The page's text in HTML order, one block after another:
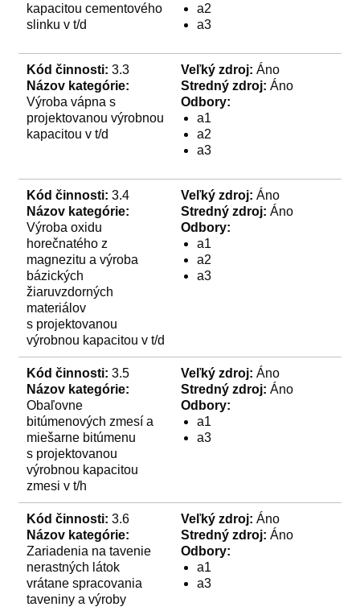
kapacitou cementového
slinku v t/d
a2
a3
Kód činnosti: 3.3
Názov kategórie:
Výroba vápna s
projektovanou výrobnou
kapacitou v t/d
Veľký zdroj: Áno
Stredný zdroj: Áno
Odbory:
a1
a2
a3
Kód činnosti: 3.4
Názov kategórie:
Výroba oxidu
horečnatého z
magnezitu a výroba
bázických
žiaruvzdorných
materiálov
s projektovanou
výrobnou kapacitou v t/d
Veľký zdroj: Áno
Stredný zdroj: Áno
Odbory:
a1
a2
a3
Kód činnosti: 3.5
Názov kategórie:
Obaľovne
bitúmenových zmesí a
miešarne bitúmenu
s projektovanou
výrobnou kapacitou
zmesi v t/h
Veľký zdroj: Áno
Stredný zdroj: Áno
Odbory:
a1
a3
Kód činnosti: 3.6
Názov kategórie:
Zariadenia na tavenie
nerastných látok
vrátane spracovania
taveniny a výroby
Veľký zdroj: Áno
Stredný zdroj: Áno
Odbory:
a1
a3